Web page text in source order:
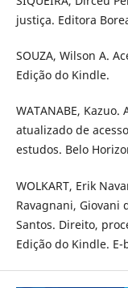
justiça. Editora
SOUZA, Wilson A.
Edição do Kindle.
WATANABE,
atualizado de
estudos. Belo
WOLKART, Erik
Ravagnani, Giovani
Santos. Direito,
Edição do Kindle. E-